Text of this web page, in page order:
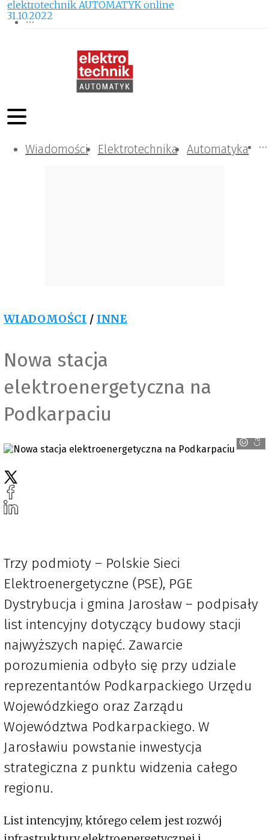
Wiadomości Elektrotechnika Automatyka
Komunikacja i IT
Kontrola
Tematy specjalne
WIADOMOŚCI / INNE
Nowa stacja
elektroenergetyczna na
Podkarpaciu
Canva
elektrotechnik AUTOMATYK online
31.10.2022
Trzy podmioty – Polskie Sieci
Elektroenergetyczne (PSE), PGE
Dystrybucja i gmina Jarosław – podpisały
list intencyjny dotyczący budowy stacji
najwyższych napięć. Zawarcie
porozumienia odbyło się przy udziale
reprezentantów Podkarpackiego Urzędu
Wojewódzkiego oraz Zarządu
Województwa Podkarpackiego. W
Jarosławiu powstanie inwestycja
strategiczna z punktu widzenia całego
regionu.
List intencyjny, którego celem jest rozwój